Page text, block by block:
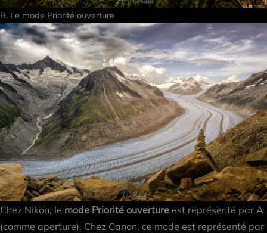
B. Le mode Priorité ouverture
Chez Nikon, le mode Priorité ouverture est représenté par A
(comme aperture). Chez Canon, ce mode est représenté par